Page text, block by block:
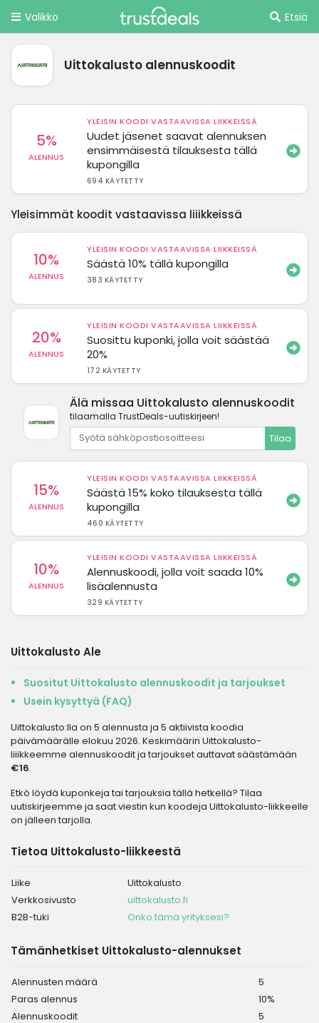
Valikko Etsiä
Uittokalusto alennuskoodit
5%
ALENNUS
YLEISIN KOODI VASTAAVISSA LIIKKEISSÄ
Uudet jäsenet saavat alennuksen
ensimmäisestä tilauksesta tällä
kupongilla
694 KÄYTETTY
Yleisimmät koodit vastaavissa liiikkeissä
10%
ALENNUS
YLEISIN KOODI VASTAAVISSA LIIKKEISSÄ
Säästä 10% tällä kupongilla
383 KÄYTETTY
20%
ALENNUS
YLEISIN KOODI VASTAAVISSA LIIKKEISSÄ
Suosittu kuponki, jolla voit säästää
20%
172 KÄYTETTY
Älä missaa Uittokalusto alennuskoodit
tilaamalla TrustDeals-uutiskirjeen!
Tilaa
15%
ALENNUS
YLEISIN KOODI VASTAAVISSA LIIKKEISSÄ
Säästä 15% koko tilauksesta tällä
kupongilla
460 KÄYTETTY
10%
ALENNUS
YLEISIN KOODI VASTAAVISSA LIIKKEISSÄ
Alennuskoodi, jolla voit saada 10%
lisäalennusta
329 KÄYTETTY
Uittokalusto Ale
Suositut Uittokalusto alennuskoodit ja tarjoukset
Usein kysyttyä (FAQ)
Uittokalusto:lla on 5 alennusta ja 5 aktiivista koodia
päivämäärälle elokuu 2026. Keskimäärin Uittokalusto-
liiikkeemme alennuskoodit ja tarjoukset auttavat säästämään
€16.
Etkö löydä kuponkeja tai tarjouksia tällä hetkellä? Tilaa
uutiskirjeemme ja saat viestin kun koodeja Uittokalusto-liikkeelle
on jälleen tarjolla.
Tietoa Uittokalusto-liikkeestä
Liike
Uittokalusto
Verkkosivusto
uittokalusto.fi
B2B-tuki
Onko tämä yrityksesi?
Tämänhetkiset Uittokalusto-alennukset
Alennusten määrä
5
Paras alennus
10%
Alennuskoodit
5